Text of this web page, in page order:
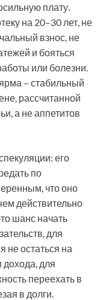
плату.
на 20–30 лет, не
взнос, не
и бояться
или болезни.
– стабильный
рассчитанной
а не аппетитов
его
по
что оно
действительно
шанс начать
для
не остаться на
дохода, для
переехать в
в долги.